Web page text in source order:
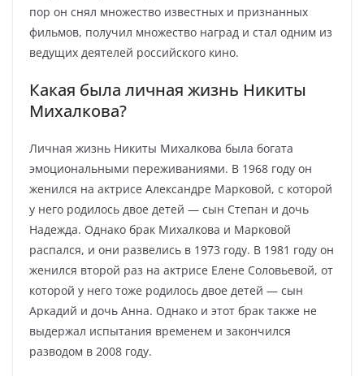
пор он снял множество известных и признанных
фильмов, получил множество наград и стал одним из
ведущих деятелей российского кино.
Какая была личная жизнь Никиты
Михалкова?
Личная жизнь Никиты Михалкова была богата
эмоциональными переживаниями. В 1968 году он
женился на актрисе Александре Марковой, с которой
у него родилось двое детей — сын Степан и дочь
Надежда. Однако брак Михалкова и Марковой
распался, и они развелись в 1973 году. В 1981 году он
женился второй раз на актрисе Елене Соловьевой, от
которой у него тоже родилось двое детей — сын
Аркадий и дочь Анна. Однако и этот брак также не
выдержал испытания временем и закончился
разводом в 2008 году.